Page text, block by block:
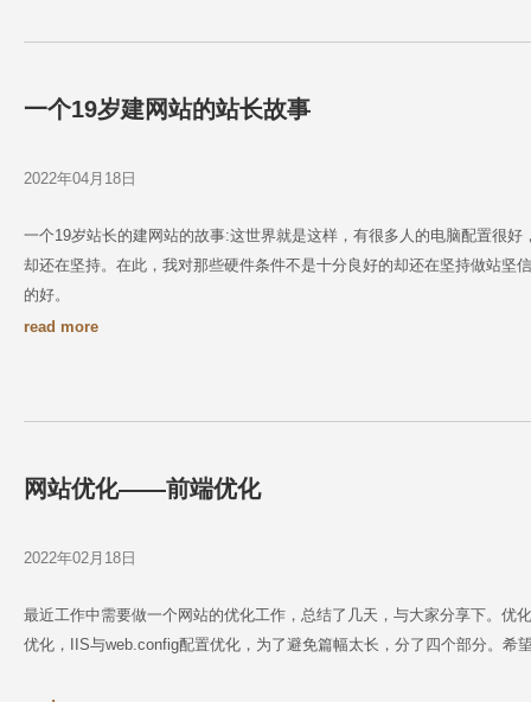
一个19岁建网站的站长故事
2022年04月18日
一个19岁站长的建网站的故事:这世界就是这样，有很多人的电脑配置很
却还在坚持。在此，我对那些硬件条件不是十分良好的却还在坚持做站坚
的好。
read more
网站优化——前端优化
2022年02月18日
最近工作中需要做一个网站的优化工作，总结了几天，与大家分享下。优
优化，IIS与web.config配置优化，为了避免篇幅太长，分了四个部分。希